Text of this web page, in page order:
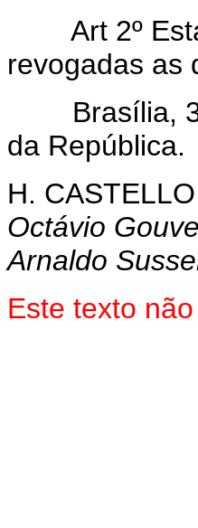
Art 2º
revogadas as
Brasília, 31
da República.
H.
Octávio
Arnaldo
Este texto